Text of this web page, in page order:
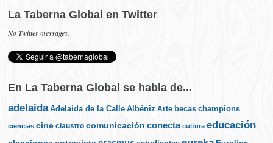
La Taberna Global en Twitter
No Twitter messages.
En La Taberna Global se habla de...
adelaida Adelaida de la Calle Albéniz Arte becas champions
ciencias cine claustro comunicación conecta cultura educación